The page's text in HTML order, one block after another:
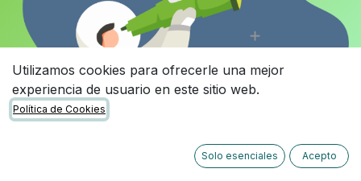
Utilizamos cookies para ofrecerle una mejor
experiencia de usuario en este sitio web.
Política de Cookies
Solo esenciales Acepto